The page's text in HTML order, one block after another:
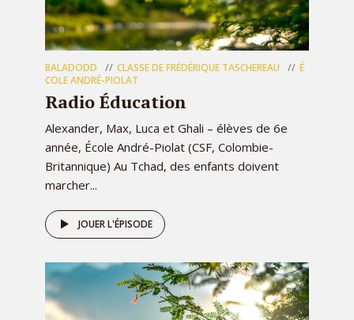
BALADODD CLASSE DE FRÉDÉRIQUE TASCHEREAU
É
COLE ANDRÉ-PIOLAT
Radio Éducation
Alexander, Max, Luca et Ghali – élèves de 6e
année, École André-Piolat (CSF, Colombie-
Britannique) Au Tchad, des enfants doivent
marcher...
JOUER L'ÉPISODE